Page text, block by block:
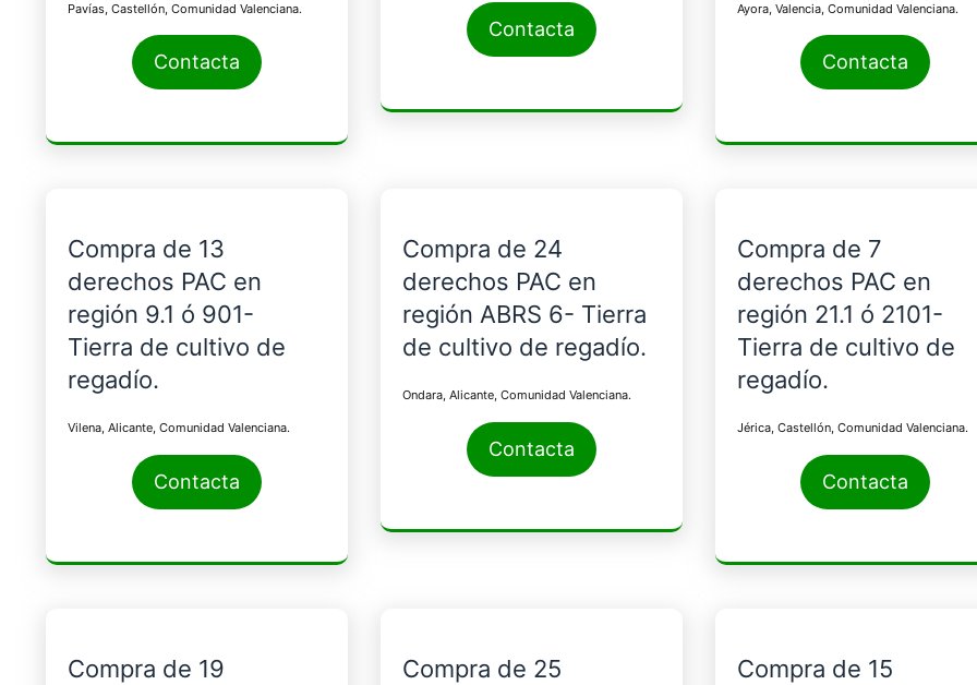
Pavías, Castellón, Comunidad Valenciana.
Contacta
Contacta
Ayora, Valencia, Comunidad Valenciana.
Contacta
Compra de 13
derechos PAC en
región 9.1 ó 901-
Tierra de cultivo de
regadío.
Vilena, Alicante, Comunidad Valenciana.
Contacta
Compra de 24
derechos PAC en
región ABRS 6- Tierra
de cultivo de regadío.
Ondara, Alicante, Comunidad Valenciana.
Contacta
Compra de 7
derechos PAC en
región 21.1 ó 2101-
Tierra de cultivo de
regadío.
Jérica, Castellón, Comunidad Valenciana.
Contacta
Compra de 19
Compra de 25
Compra de 15